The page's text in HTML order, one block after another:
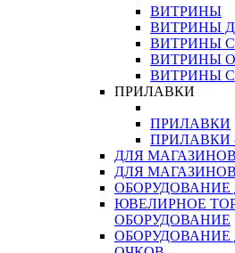
ВИТРИНЫ
ВИТРИНЫ
ВИТРИНЫ
ВИТРИНЫ
ВИТРИНЫ
ПРИЛАВКИ
ПРИЛАВКИ
ПРИЛАВКИ
ДЛЯ
ДЛЯ
ЮВЕЛИРНОЕ
ОБОРУДОВАНИЕ